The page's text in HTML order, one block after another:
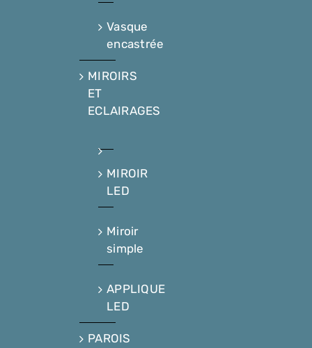
Vasque
encastrée
MIROIRS
ET
ECLAIRAGES
MIROIR
LED
Miroir
simple
APPLIQUE
LED
PAROIS